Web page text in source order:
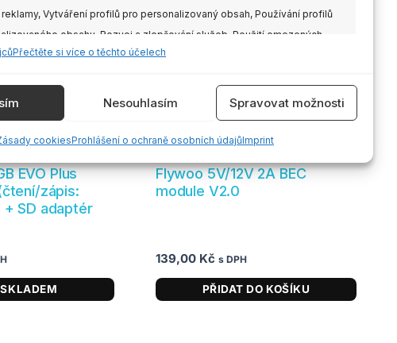
Vytváření profilů pro personalizovaný obsah, Používání profilů
obsahu, Rozvoj a zlepšování služeb, Použití omezených
Vždy aktivní
zařízení na základě automaticky přenášených informací.
předcházení a zjišťování podvodů a
Poskytování a zobrazování reklamy a
Přečtěte si více o těchto účelech
Nesouhlasím Spravovat možnosti
cookiesProhlášení o ochraně osobních údajůImprint
EVO Plus
zápis:
+ SD adaptér
Dostupnost: 3ks skladem
Flywoo 5V/12V 2A BEC
module V2.0
139,00 Kč s DPH
PŘIDAT DO KOŠÍKU